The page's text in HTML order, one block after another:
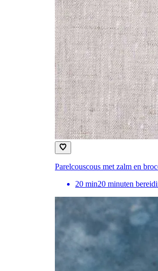
Parelcouscous met zalm en
20 min20 minuten